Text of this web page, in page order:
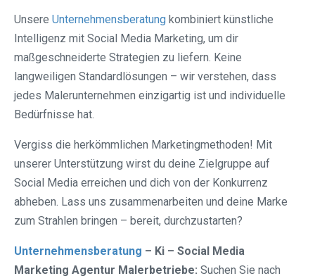
Unsere Unternehmensberatung kombiniert künstliche
Intelligenz mit Social Media Marketing, um dir
maßgeschneiderte Strategien zu liefern. Keine
langweiligen Standardlösungen – wir verstehen, dass
jedes Malerunternehmen einzigartig ist und individuelle
Bedürfnisse hat.
Vergiss die herkömmlichen Marketingmethoden! Mit
unserer Unterstützung wirst du deine Zielgruppe auf
Social Media erreichen und dich von der Konkurrenz
abheben. Lass uns zusammenarbeiten und deine Marke
zum Strahlen bringen – bereit, durchzustarten?
Unternehmensberatung – Ki – Social Media
Marketing Agentur Malerbetriebe: Suchen Sie nach